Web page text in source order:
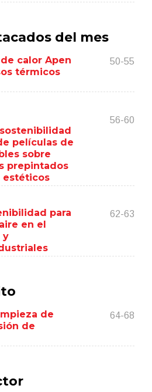
del mes
calor Apen
térmicos
50-55
películas de
sobre
prepintados
estéticos
56-60
para
en el
y
62-63
de
de
64-68